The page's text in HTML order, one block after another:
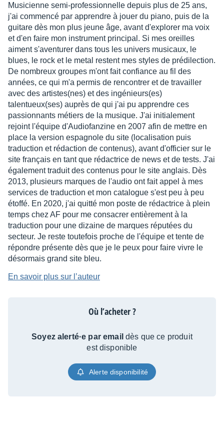
Musicienne semi-professionnelle depuis plus de 25 ans,
j'ai commencé par apprendre à jouer du piano, puis de la
guitare dès mon plus jeune âge, avant d'explorer ma voix
et d'en faire mon instrument principal. Si mes oreilles
aiment s'aventurer dans tous les univers musicaux, le
blues, le rock et le metal restent mes styles de prédilection.
De nombreux groupes m'ont fait confiance au fil des
années, ce qui m'a permis de rencontrer et de travailler
avec des artistes(nes) et des ingénieurs(es)
talentueux(ses) auprès de qui j'ai pu apprendre ces
passionnants métiers de la musique. J'ai initialement
rejoint l'équipe d'Audiofanzine en 2007 afin de mettre en
place la version espagnole du site (localisation puis
traduction et rédaction de contenus), avant d'officier sur le
site français en tant que rédactrice de news et de tests. J'ai
également traduit des contenus pour le site anglais. Dès
2013, plusieurs marques de l'audio ont fait appel à mes
services de traduction et mon catalogue s'est peu à peu
étoffé. En 2020, j'ai quitté mon poste de rédactrice à plein
temps chez AF pour me consacrer entièrement à la
traduction pour une dizaine de marques réputées du
secteur. Je reste toutefois proche de l'équipe et tente de
répondre présente dès que je le peux pour faire vivre le
désormais grand site bleu.
En savoir plus sur l’auteur
Où l’acheter ?
Soyez alerté·e par email dès que ce produit
est disponible
Alerte disponibilité